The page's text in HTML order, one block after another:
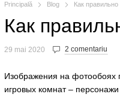
Principală Blog Как
Как
29 mai 2020 2 comentariu
Изображения на фотообоях
игровых комнат –